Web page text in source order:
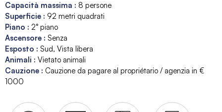
Capacità massima : 8 persone
Superficie : 92 metri quadrati
Piano : 2° piano
Ascensore : Senza
Esposto : Sud Vista libera
Animali : Vietato animali
Cauzione : Cauzione da pagare al propriétario / agenzia in €
1000